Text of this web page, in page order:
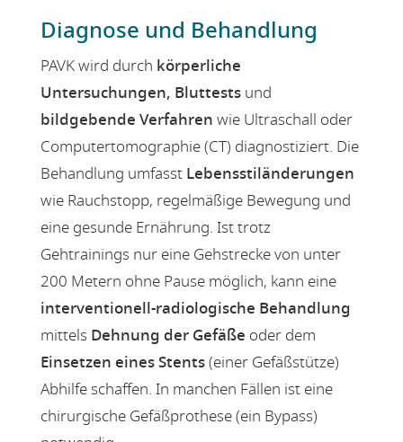
Diagnose und Behandlung
PAVK wird durch körperliche
Untersuchungen, Bluttestsund
bildgebende Verfahren wie Ultraschall oder
Computertomographie (CT) diagnostiziert. Die
Behandlung umfasst Lebensstiländerungen
wie Rauchstopp, regelmäßige Bewegung und
eine gesunde Ernährung. Ist trotz
Gehtrainings nur eine Gehstrecke von unter
200 Metern ohne Pause möglich, kann eine
interventionell-radiologische Behandlung
mittels Dehnung der Gefäße oder dem
Einsetzen eines Stents(einer Gefäßstütze)
Abhilfe schaffen. In manchen Fällen ist eine
chirurgische Gefäßprothese (ein Bypass)